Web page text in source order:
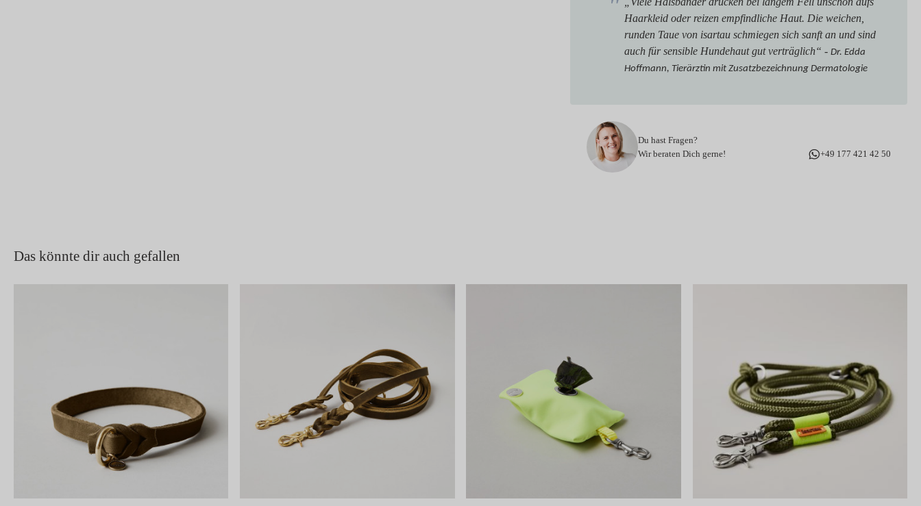
Haarkleid oder reizen empfindliche Haut. Die weichen,
runden Taue von isartau schmiegen sich sanft an und sind
auch für sensible Hundehaut gut verträglich“ - Dr. Edda
Hoffmann, Tierärztin mit Zusatzbezeichnung Dermatologie
Du hast Fragen?
Wir beraten Dich gerne!
+49 177 421 42 50
Das könnte dir auch gefallen